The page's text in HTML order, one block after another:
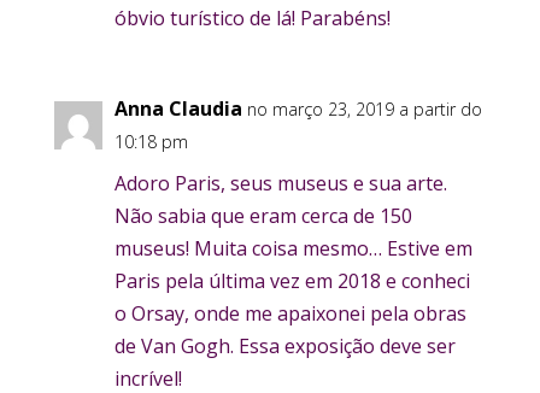
óbvio turístico de lá! Parabéns!
Anna Claudia no março 23, 2019 a partir do
10:18 pm
Adoro Paris, seus museus e sua arte.
Não sabia que eram cerca de 150
museus! Muita coisa mesmo… Estive em
Paris pela última vez em 2018 e conheci
o Orsay, onde me apaixonei pela obras
de Van Gogh. Essa exposição deve ser
incrível!